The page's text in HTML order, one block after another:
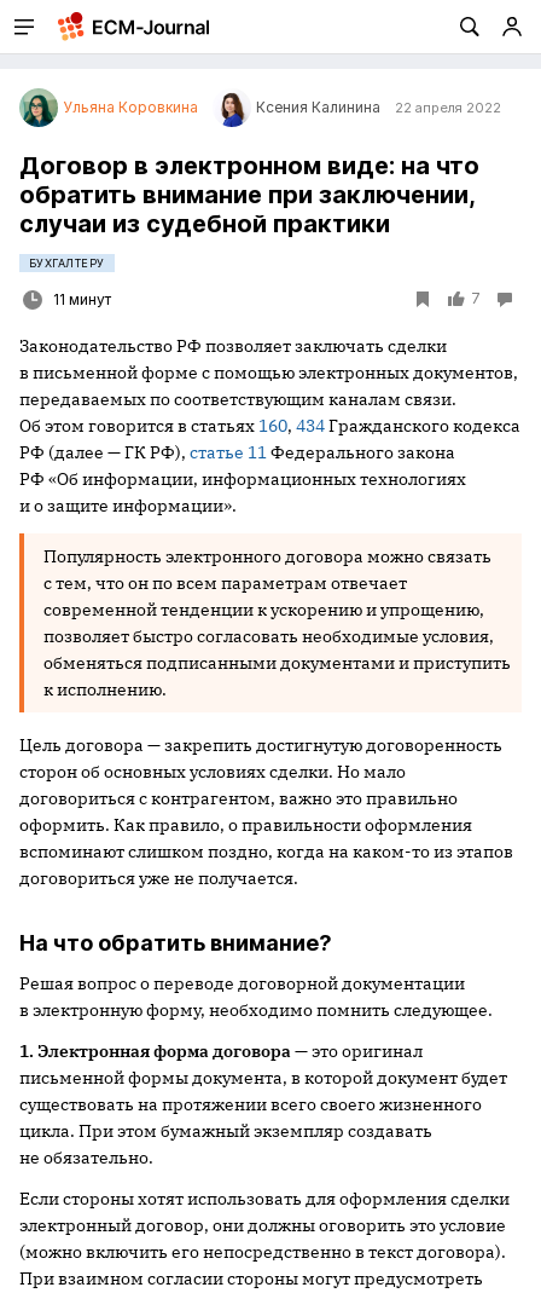
Ульяна Коровкина Ксения Калинина 22 апреля 2022
Договор в электронном виде: на что
обратить внимание при заключении,
случаи из судебной практики
БУХГАЛТЕРУ
11 минут 7
Законодательство РФ позволяет заключать сделки
в письменной форме с помощью электронных документов,
передаваемых по соответствующим каналам связи.
Об этом говорится в статьях 160, 434Гражданского кодекса
РФ (далее — ГК РФ), статье 11Федерального закона
РФ «Об информации, информационных технологиях
и о защите информации».
Популярность электронного договора можно связать
с тем, что он по всем параметрам отвечает
современной тенденции к ускорению и упрощению,
позволяет быстро согласовать необходимые условия,
обменяться подписанными документами и приступить
к исполнению.
Цель договора — закрепить достигнутую договоренность
сторон об основных условиях сделки. Но мало
договориться с контрагентом, важно это правильно
оформить. Как правило, о правильности оформления
вспоминают слишком поздно, когда на каком-то из этапов
договориться уже не получается.
На что обратить внимание?
Решая вопрос о переводе договорной документации
в электронную форму, необходимо помнить следующее.
1. Электронная форма договора— это оригинал
письменной формы документа, в которой документ будет
существовать на протяжении всего своего жизненного
цикла. При этом бумажный экземпляр создавать
не обязательно.
Если стороны хотят использовать для оформления сделки
электронный договор, они должны оговорить это условие
(можно включить его непосредственно в текст договора).
При взаимном согласии стороны могут предусмотреть